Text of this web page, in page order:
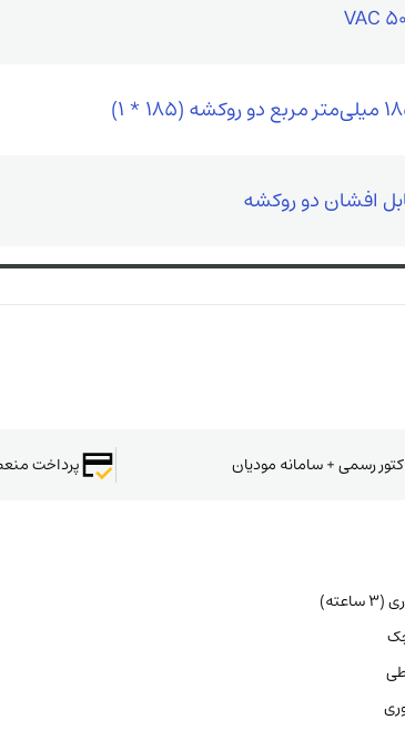
500
روکشه (185 * 1)
افشان دو روکشه
رسمی + سامانه مودیان پرداخت